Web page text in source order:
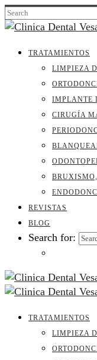
TRATAMIENTOS
LIMPIEZA
IMPLANTE
CIRUGÍA
REVISTAS
BLOG
Search for:
TRATAMIENTOS
LIMPIEZA